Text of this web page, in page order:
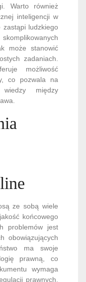
Warto również
inteligencji w
zastąpi ludzkiego
może stanowić
zadaniach.
możliwość
co pozwala na
między
ze sobą wiele
końcowego
problemów jest
obowiązujących
ma swoje
prawną, co
wymaga
prawnych.